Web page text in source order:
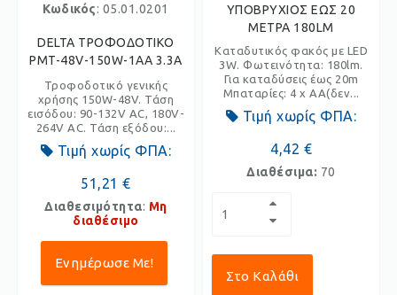
Κωδικός: 05.01.0201
DELTA ΤΡΟΦΟΔΟΤΙΚΟ
PMT-48V-150W-1AA 3.3A
Τροφοδοτικό γενικής
χρήσης 150W-48V. Τάση
εισόδου: 90-132V AC, 180V-
264V AC. Τάση εξόδου:...
Τιμή χωρίς ΦΠΑ:
51,21 €
Διαθεσιμότητα: Μη
διαθέσιμο
Ενημέρωσε Με!
ΥΠΟΒΡΥΧΙΟΣ ΕΩΣ 20
ΜΕΤΡΑ 180LM
Καταδυτικός φακός με LED
3W. Φωτεινότητα: 180lm.
Για καταδύσεις έως 20m
Μπαταρίες: 4 x AA(δεν...
Τιμή χωρίς ΦΠΑ:
4,42 €
Διαθέσιμα: 70
Στο Καλάθι